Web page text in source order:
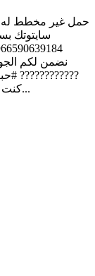
سايتوتك
نضمن لكم
????????????
كنت في السعودية وتواجهين حمل غير مخطط له وت...